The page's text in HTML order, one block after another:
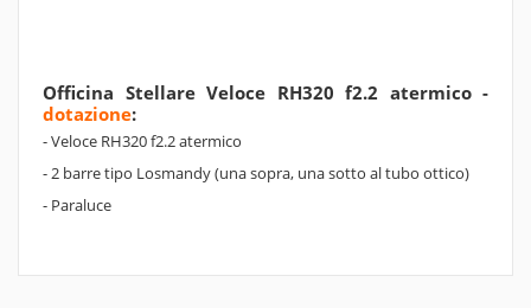
Officina Stellare Veloce RH320 f2.2 atermico -
dotazione:
- Veloce RH320 f2.2 atermico
- 2 barre tipo Losmandy (una sopra, una sotto al tubo ottico)
- Paraluce